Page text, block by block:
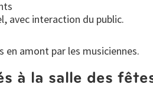
avec interaction du public.
en amont par les musiciennes.
à la salle des